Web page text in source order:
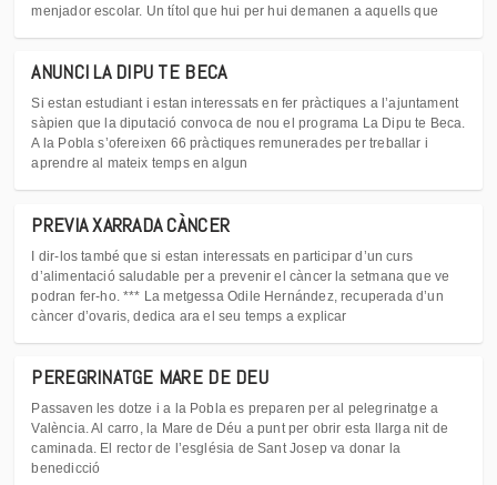
menjador escolar. Un títol que hui per hui demanen a aquells que
ANUNCI LA DIPU TE BECA
Si estan estudiant i estan interessats en fer pràctiques a l’ajuntament
sàpien que la diputació convoca de nou el programa La Dipu te Beca.
A la Pobla s’ofereixen 66 pràctiques remunerades per treballar i
aprendre al mateix temps en algun
PREVIA XARRADA CÀNCER
I dir-los també que si estan interessats en participar d’un curs
d’alimentació saludable per a prevenir el càncer la setmana que ve
podran fer-ho. *** La metgessa Odile Hernández, recuperada d’un
càncer d’ovaris, dedica ara el seu temps a explicar
PEREGRINATGE MARE DE DEU
Passaven les dotze i a la Pobla es preparen per al pelegrinatge a
València. Al carro, la Mare de Déu a punt per obrir esta llarga nit de
caminada. El rector de l’església de Sant Josep va donar la
benedicció